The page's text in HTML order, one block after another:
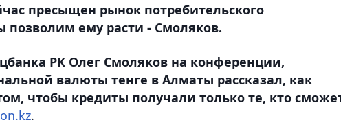
пресыщен рынок потребительского
позволим ему расти - Смоляков.
РК Олег Смоляков на конференции,
валюты тенге в Алматы рассказал, как
чтобы кредиты получали только те, кто
.